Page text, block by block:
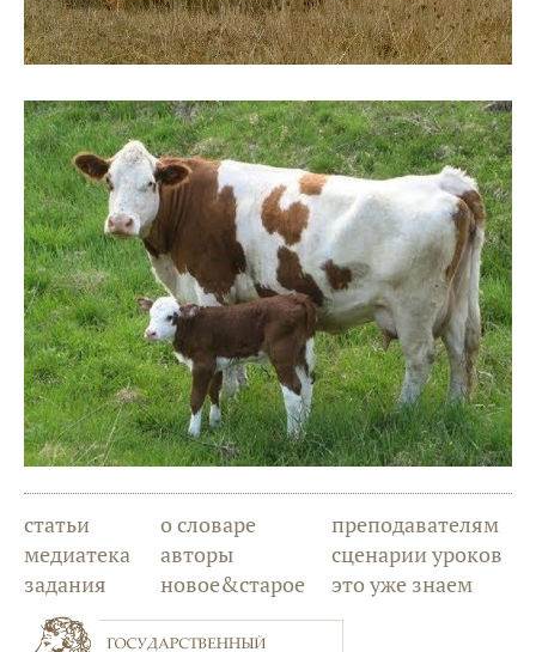
статьи
медиатека
задания
о словаре
авторы
новое&старое
преподавателям
сценарии уроков
это уже знаем